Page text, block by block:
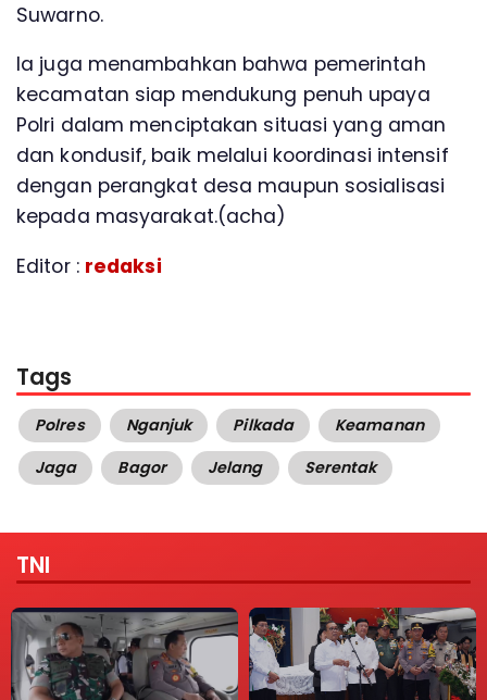
Suwarno.
Ia juga menambahkan bahwa pemerintah
kecamatan siap mendukung penuh upaya
Polri dalam menciptakan situasi yang aman
dan kondusif, baik melalui koordinasi intensif
dengan perangkat desa maupun sosialisasi
kepada masyarakat.(acha)
Editor : redaksi
Tags
Polres Nganjuk Pilkada
Keamanan
Jaga
Bagor Jelang Serentak
TNI